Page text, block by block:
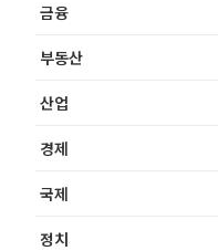
금융
부동산
산업
경제
국제
정치